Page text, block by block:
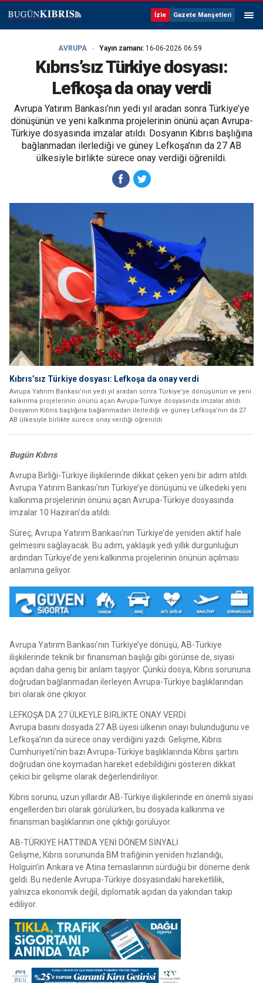
İzle Gazete Manşetleri
AVRUPA Yayın zamanı: 16-06-2026 06:59
Kıbrıs’sız Türkiye dosyası:
Lefkoşa da onay verdi
Avrupa Yatırım Bankası’nın yedi yıl aradan sonra Türkiye’ye
dönüşünün ve yeni kalkınma projelerinin önünü açan Avrupa-
Türkiye dosyasında imzalar atıldı. Dosyanın Kıbrıs başlığına
bağlanmadan ilerlediği ve güney Lefkoşa’nın da 27 AB
ülkesiyle birlikte sürece onay verdiği öğrenildi.
Kıbrıs’sız Türkiye dosyası: Lefkoşa da onay verdi
Avrupa Yatırım Bankası’nın yedi yıl aradan sonra Türkiye’ye dönüşünün ve yeni
kalkınma projelerinin önünü açan Avrupa-Türkiye dosyasında imzalar atıldı.
Dosyanın Kıbrıs başlığına bağlanmadan ilerlediği ve güney Lefkoşa’nın da 27
AB ülkesiyle birlikte sürece onay verdiği öğrenildi.
Bugün Kıbrıs
Avrupa Birliği-Türkiye ilişkilerinde dikkat çeken yeni bir adım atıldı.
Avrupa Yatırım Bankası’nın Türkiye’ye dönüşünü ve ülkedeki yeni
kalkınma projelerinin önünü açan Avrupa-Türkiye dosyasında
imzalar 10 Haziran’da atıldı.
Süreç, Avrupa Yatırım Bankası’nın Türkiye’de yeniden aktif hale
gelmesini sağlayacak. Bu adım, yaklaşık yedi yıllık durgunluğun
ardından Türkiye’de yeni kalkınma projelerinin önünün açılması
anlamına geliyor.
Avrupa Yatırım Bankası’nın Türkiye’ye dönüşü, AB-Türkiye
ilişkilerinde teknik bir finansman başlığı gibi görünse de, siyasi
açıdan daha geniş bir anlam taşıyor. Çünkü dosya, Kıbrıs sorununa
doğrudan bağlanmadan ilerleyen Avrupa-Türkiye başlıklarından
biri olarak öne çıkıyor.
LEFKOŞA DA 27 ÜLKEYLE BİRLİKTE ONAY VERDİ
Avrupa basını dosyada 27 AB üyesi ülkenin onayı bulunduğunu ve
Lefkoşa’nın da sürece onay verdiğini yazdı. Gelişme, Kıbrıs
Cumhuriyeti’nin bazı Avrupa-Türkiye başlıklarında Kıbrıs şartını
doğrudan öne koymadan hareket edebildiğini gösteren dikkat
çekici bir gelişme olarak değerlendiriliyor.
Kıbrıs sorunu, uzun yıllardır AB-Türkiye ilişkilerinde en önemli siyasi
engellerden biri olarak görülürken, bu dosyada kalkınma ve
finansman başlıklarının öne çıktığı görülüyor.
AB-TÜRKİYE HATTINDA YENİ DÖNEM SİNYALİ
Gelişme, Kıbrıs sorununda BM trafiğinin yeniden hızlandığı,
Holguin’in Ankara ve Atina temaslarının sürdüğü bir döneme denk
geldi. Bu nedenle Avrupa-Türkiye dosyasındaki hareketlilik,
yalnızca ekonomik değil, diplomatik açıdan da yakından takip
ediliyor.